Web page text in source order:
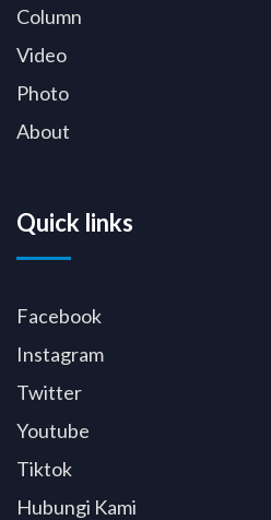
Column
Video
Photo
About
Quick links
Facebook
Instagram
Twitter
Youtube
Tiktok
Hubungi Kami